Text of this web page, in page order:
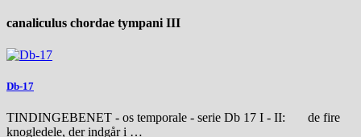
canaliculus chordae tympani III
Db-17
TINDINGEBENET - os temporale - serie Db 17 I - II: de fire
knogledele, der indgår i …